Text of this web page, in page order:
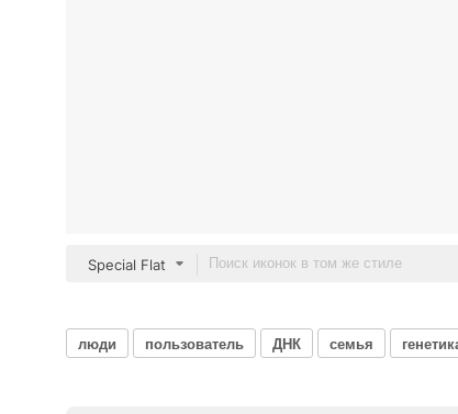
Special Flat
люди пользователь ДНК семья